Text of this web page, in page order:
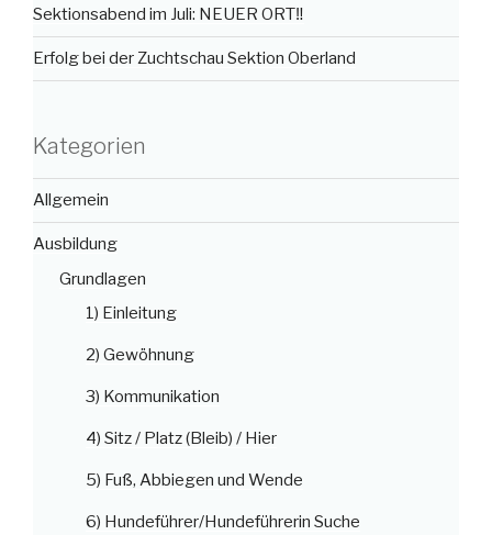
Sektionsabend im Juli: NEUER ORT‼️
Erfolg bei der Zuchtschau Sektion Oberland
Kategorien
Allgemein
Ausbildung
Grundlagen
1) Einleitung
2) Gewöhnung
3) Kommunikation
4) Sitz / Platz (Bleib) / Hier
5) Fuß, Abbiegen und Wende
6) Hundeführer/Hundeführerin Suche